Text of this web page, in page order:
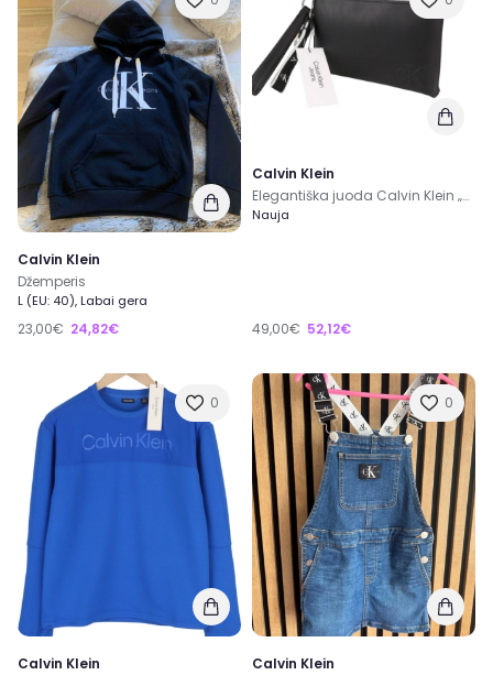
Calvin Klein
Džemperis
L (EU: 40), Labai gera
23,00€ 24,82€
Calvin Klein
Elegantiška juoda Calvin Klein „Make-Up + D-Ring Keyfob“ kosmetin
Nauja
49,00€ 52,12€
0
Calvin Klein
0
Calvin Klein